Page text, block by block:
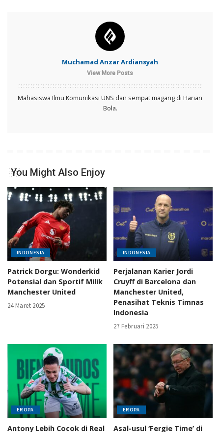
Muchamad Anzar Ardiansyah
View More Posts
Mahasiswa Ilmu Komunikasi UNS dan sempat magang di Harian
Bola.
You Might Also Enjoy
INDONESIA
Patrick Dorgu: Wonderkid
Potensial dan Sportif Milik
Manchester United
24 Maret 2025
INDONESIA
Perjalanan Karier Jordi
Cruyff di Barcelona dan
Manchester United,
Penasihat Teknis Timnas
Indonesia
27 Februari 2025
EROPA
Antony Lebih Cocok di Real
EROPA
Asal-usul ‘Fergie Time’ di